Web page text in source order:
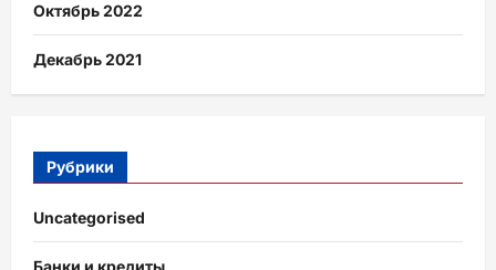
Октябрь 2022
Декабрь 2021
Рубрики
Uncategorised
Банки и кредиты